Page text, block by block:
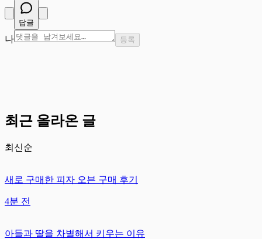
답글
나 등록
최근 올라온 글
최신순
새로 구매한 피자 오븐 구매 후기
4분 전
아들과 딸을 차별해서 키우는 이유